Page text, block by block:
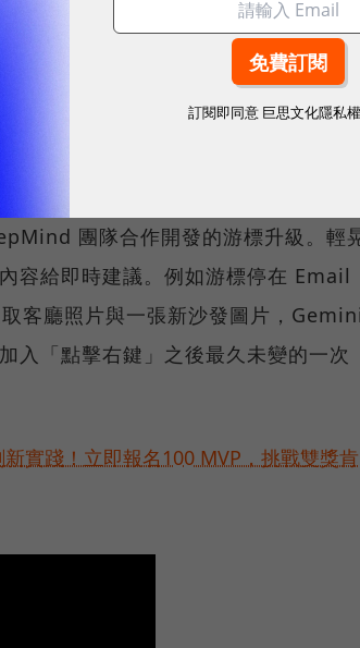
，就能直接從 Googlebook 上呼叫使
電開外送 App 點餐，不用拿手機；或
上完成。
團隊合作開發的游標升級。輕
容給即時建議。例如游標停在 Email
客廳照片與一張新沙發圖片，Gemini
入「點擊右鍵」之後最久未變的一次
實踐！立即報名100 MVP，挑戰雙獎肯
訂閱即同意 巨思文化隱私